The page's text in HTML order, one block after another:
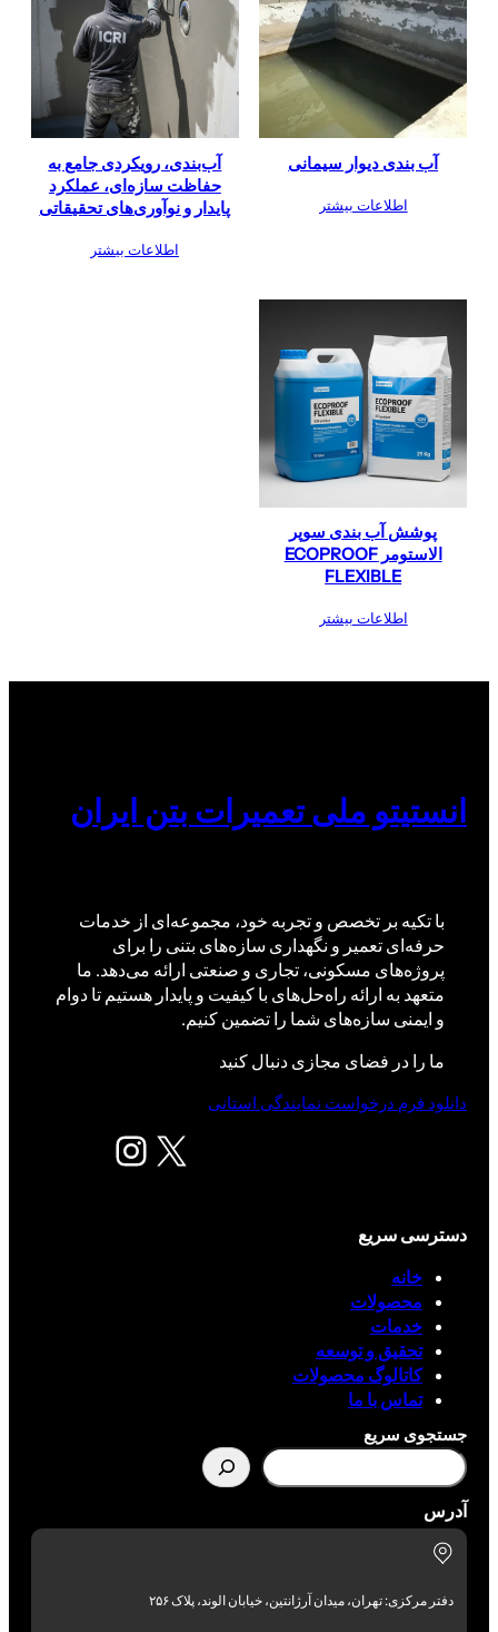
آب بندی دیوار سیمانی
اطلاعات بیشتر
آب‌بندی، رویکردی جامع به
حفاظت سازه‌ای، عملکرد
پایدار و نوآوری‌های تحقیقاتی
اطلاعات بیشتر
پوشش آب‌ بندی سوپر
الاستومر ECOPROOF
FLEXIBLE
اطلاعات بیشتر
انستیتو ملی تعمیرات بتن ایران
با تکیه بر تخصص و تجربه خود، مجموعه‌ای از خدمات
حرفه‌ای تعمیر و نگهداری سازه‌های بتنی را برای
پروژه‌های مسکونی، تجاری و صنعتی ارائه می‌دهد. ما
متعهد به ارائه راه‌حل‌های با کیفیت و پایدار هستیم تا دوام
و ایمنی سازه‌های شما را تضمین کنیم.
ما را در فضای مجازی دنبال کنید
X اینستاگرم
دانلود فرم درخواست نمایندگی استانی
دسترسی سریع
خانه
محصولات
خدمات
تحقیق و توسعه
کاتالوگ محصولات
تماس با ما
جستجوی سریع
آدرس
دفتر مرکزی: تهران، میدان آرژانتین، خیابان الوند، پلاک ۲۵۶